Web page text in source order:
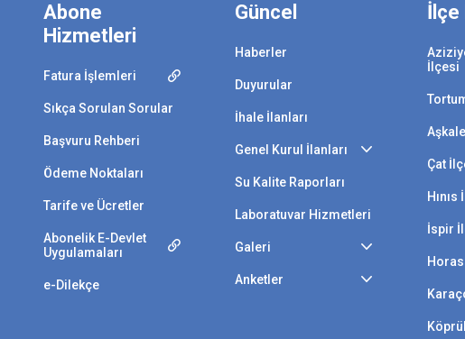
Abone
Hizmetleri
Fatura İşlemleri
Sıkça Sorulan Sorular
Başvuru Rehberi
Ödeme Noktaları
Tarife ve Ücretler
Abonelik E-Devlet
Uygulamaları
e-Dilekçe
Güncel
Haberler
Duyurular
İhale İlanları
Genel Kurul İlanları
Su Kalite Raporları
Laboratuvar Hizmetleri
Galeri
Anketler
İlçe
İlçesi
Çat
İspir